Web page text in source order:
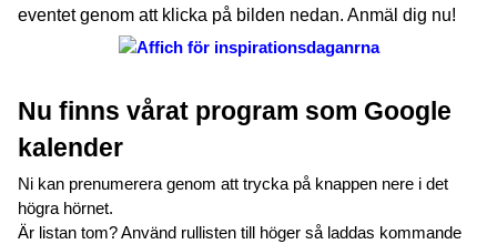
eventet genom att klicka på bilden nedan. Anmäl dig nu!
Nu finns vårat program som Google
kalender
Ni kan prenumerera genom att trycka på knappen nere i det
högra hörnet.
Är listan tom? Använd rullisten till höger så laddas kommande